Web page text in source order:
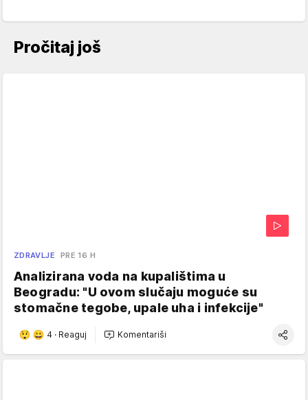
Pročitaj još
ZDRAVLJE PRE 16 H
Analizirana voda na kupalištima u
Beogradu: "U ovom slučaju moguće su
stomačne tegobe, upale uha i infekcije"
4 · Reaguj Komentariši